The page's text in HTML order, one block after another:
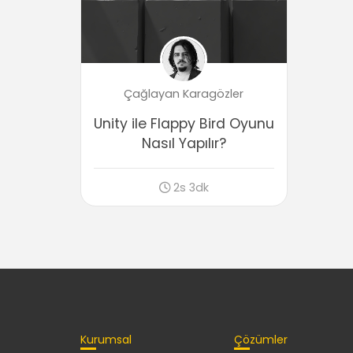
Çağlayan Karagözler
Unity ile Flappy Bird Oyunu
Nasıl Yapılır?
2s 3dk
Kurumsal Çözümler